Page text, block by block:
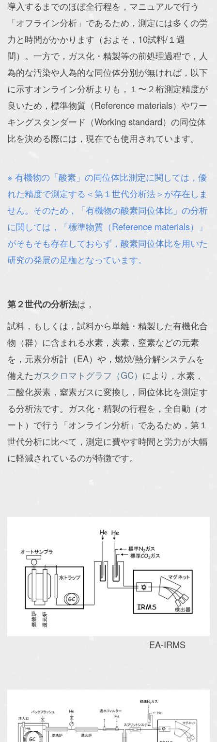
導入するまでのほぼ全行程を，マニュアルで行う
「オフライン分析」であるため，測定には多くの労
力と時間がかかります（およそ，10試料/１週
間）。一方で，ガス化・精製等の前処理過程で，人
為的な汚染や人為的な同位体分別が無ければ，以下
に示すオンライン分析よりも，１〜２桁測定精度が
良いため，標準物質（Reference materials）やワー
キングスタンダード（Working standard）の同位体
比を決める際には，現在でも使用されています。
※ 有機物の「酸素」の同位体比測定に関しては，優
れた精度で測定する＜第１世代分析法＞が存在しま
せん。そのため，「有機物の酸素同位体比」の分析
に関しては，「標準物質（Reference materials）」
がそもそも存在しておらず，酸素同位体比を用いた
研究の発展の足枷となっています。
第２世代の分析法は，
試料，もしくは，試料から単離・精製した有機化合
物（群）に含まれる水素，炭素，窒素などの元素
を，元素分析計（EA）や，燃焼/熱分解システムを
備えたガスクロマトグラフ（GC） により，水素，
二酸化炭素，窒素ガスに変換し，同位体比を測定す
る分析法です。ガス化・精製の行程を，全自動（オ
ート）で行う「オンライン分析」であるため，第１
世代分析に比べて，測定に費やす時間と労力が大幅
に軽減されているのが特徴です。
EA-IRMS